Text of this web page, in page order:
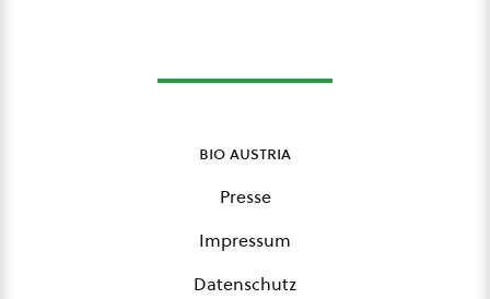
bio austria
Presse
Impressum
Datenschutz